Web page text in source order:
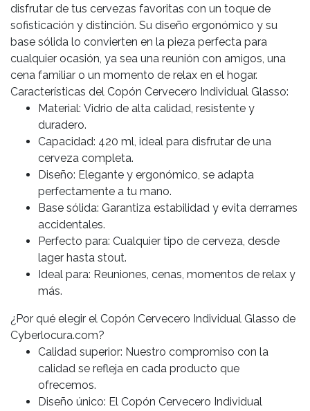
disfrutar de tus cervezas favoritas con un toque de
sofisticación y distinción. Su diseño ergonómico y su
base sólida lo convierten en la pieza perfecta para
cualquier ocasión, ya sea una reunión con amigos, una
cena familiar o un momento de relax en el hogar.
Características del Copón Cervecero Individual Glasso:
Material: Vidrio de alta calidad, resistente y
duradero.
Capacidad: 420 ml, ideal para disfrutar de una
cerveza completa.
Diseño: Elegante y ergonómico, se adapta
perfectamente a tu mano.
Base sólida: Garantiza estabilidad y evita derrames
accidentales.
Perfecto para: Cualquier tipo de cerveza, desde
lager hasta stout.
Ideal para: Reuniones, cenas, momentos de relax y
más.
¿Por qué elegir el Copón Cervecero Individual Glasso de
Cyberlocura.com?
Calidad superior: Nuestro compromiso con la
calidad se refleja en cada producto que
ofrecemos.
Diseño único: El Copón Cervecero Individual